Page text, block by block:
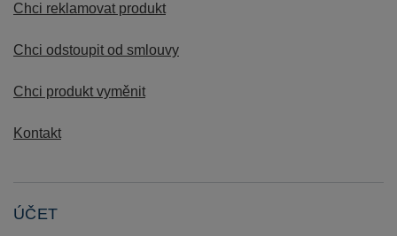
Chci reklamovat produkt
Chci odstoupit od smlouvy
Chci produkt vyměnit
Kontakt
ÚČET